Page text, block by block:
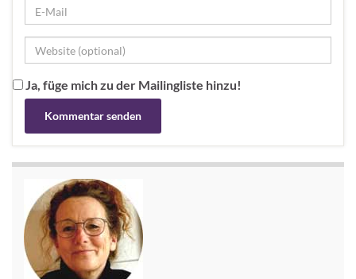
Ja, füge mich zu der Mailingliste hinzu!
Alternative: